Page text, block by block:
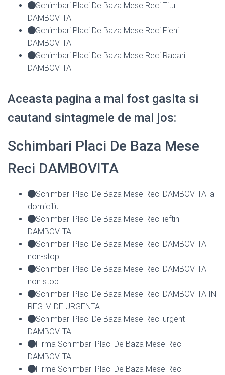
Schimbari Placi De Baza Mese Reci Titu
DAMBOVITA
Schimbari Placi De Baza Mese Reci Fieni
DAMBOVITA
Schimbari Placi De Baza Mese Reci Racari
DAMBOVITA
Aceasta pagina a mai fost gasita si
cautand sintagmele de mai jos:
Schimbari Placi De Baza Mese
Reci DAMBOVITA
Schimbari Placi De Baza Mese Reci DAMBOVITA la
domiciliu
Schimbari Placi De Baza Mese Reci ieftin
DAMBOVITA
Schimbari Placi De Baza Mese Reci DAMBOVITA
non-stop
Schimbari Placi De Baza Mese Reci DAMBOVITA
non stop
Schimbari Placi De Baza Mese Reci DAMBOVITA IN
REGIM DE URGENTA
Schimbari Placi De Baza Mese Reci urgent
DAMBOVITA
Firma Schimbari Placi De Baza Mese Reci
DAMBOVITA
Firme Schimbari Placi De Baza Mese Reci